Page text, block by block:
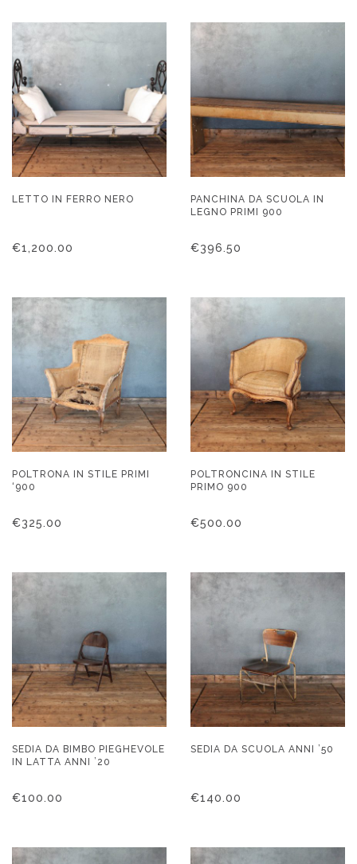
LETTO IN FERRO NERO
€1,200.00
PANCHINA DA SCUOLA IN
LEGNO PRIMI 900
€396.50
POLTRONA IN STILE PRIMI
‘900
€325.00
POLTRONCINA IN STILE
PRIMO 900
€500.00
SEDIA DA BIMBO PIEGHEVOLE
IN LATTA ANNI ’20
€100.00
SEDIA DA SCUOLA ANNI ’50
€140.00